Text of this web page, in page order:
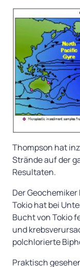
Thompson hat
Strände auf der
Resultaten.
Der
Tokio hat bei
Bucht von Tokio
und
polchlorierte
Praktisch